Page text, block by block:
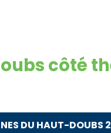
côté
DU HAUT-